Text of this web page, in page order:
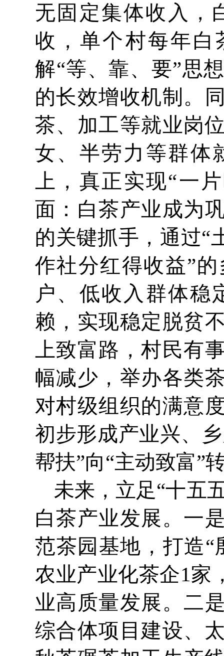
无固定集体收入，
收，单个村每年白
解“等、靠、要”思
的长效增收机制。
茶、加工等就业岗
女、半劳力等群体
上，真正实现“一
面：白茶产业成为
的关键抓手，通过“
作社分红得收益”
户、低收入群体稳
赖，实现稳定脱贫
上致富路，村民有
幅减少，举办各类
对村级组织的满意
初步形成产业兴、
帮扶”向“主动致富”
未来，立足“十五
白茶产业发展。一
范茶园基地，打造
农业产业化茶企1家
业高质量发展。二
综合体项目建设、